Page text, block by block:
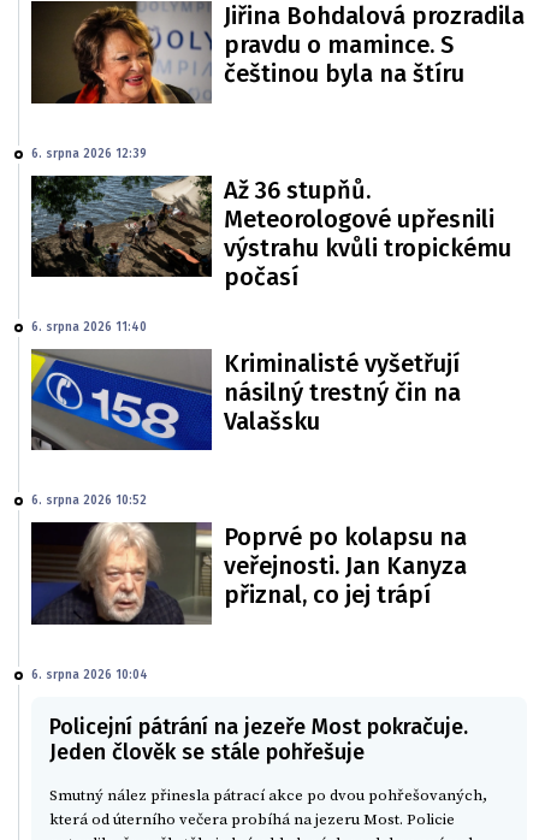
Jiřina Bohdalová prozradila
pravdu o mamince. S
češtinou byla na štíru
6. srpna 2026 12:39
Až 36 stupňů.
Meteorologové upřesnili
výstrahu kvůli tropickému
počasí
6. srpna 2026 11:40
Kriminalisté vyšetřují
násilný trestný čin na
Valašsku
6. srpna 2026 10:52
Poprvé po kolapsu na
veřejnosti. Jan Kanyza
přiznal, co jej trápí
6. srpna 2026 10:04
Policejní pátrání na jezeře Most pokračuje.
Jeden člověk se stále pohřešuje
Smutný nález přinesla pátrací akce po dvou pohřešovaných,
která od úterního večera probíhá na jezeru Most. Policie